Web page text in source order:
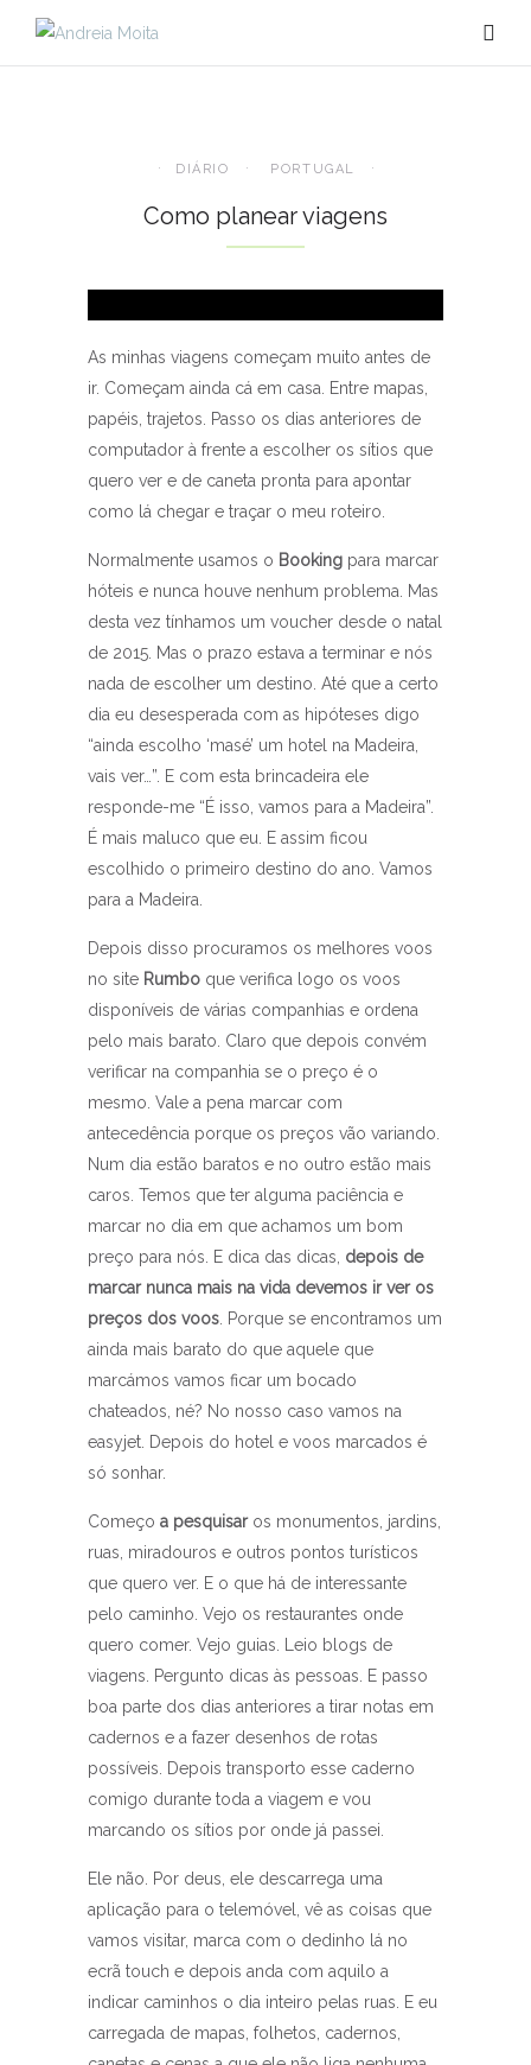
DIÁRIO PORTUGAL
Como planear viagens
As minhas viagens começam muito antes de
ir. Começam ainda cá em casa. Entre mapas,
papéis, trajetos. Passo os dias anteriores de
computador à frente a escolher os sítios que
quero ver e de caneta pronta para apontar
como lá chegar e traçar o meu roteiro.
Normalmente usamos o Booking para marcar
hóteis e nunca houve nenhum problema. Mas
desta vez tínhamos um voucher desde o natal
de 2015. Mas o prazo estava a terminar e nós
nada de escolher um destino. Até que a certo
dia eu desesperada com as hipóteses digo
“ainda escolho ‘masé’ um hotel na Madeira,
vais ver…”. E com esta brincadeira ele
responde-me “É isso, vamos para a Madeira”.
É mais maluco que eu. E assim ficou
escolhido o primeiro destino do ano. Vamos
para a Madeira.
Depois disso procuramos os melhores voos
no site Rumbo que verifica logo os voos
disponíveis de várias companhias e ordena
pelo mais barato. Claro que depois convém
verificar na companhia se o preço é o
mesmo. Vale a pena marcar com
antecedência porque os preços vão variando.
Num dia estão baratos e no outro estão mais
caros. Temos que ter alguma paciência e
marcar no dia em que achamos um bom
preço para nós. E dica das dicas, depois de
marcar nunca mais na vida devemos ir ver os
preços dos voos . Porque se encontramos um
ainda mais barato do que aquele que
marcámos vamos ficar um bocado
chateados, né? No nosso caso vamos na
easyjet. Depois do hotel e voos marcados é
só sonhar.
Começo a pesquisaros monumentos, jardins,
ruas, miradouros e outros pontos turísticos
que quero ver. E o que há de interessante
pelo caminho. Vejo os restaurantes onde
quero comer. Vejo guias. Leio blogs de
viagens. Pergunto dicas às pessoas. E passo
boa parte dos dias anteriores a tirar notas em
cadernos e a fazer desenhos de rotas
possíveis. Depois transporto esse caderno
comigo durante toda a viagem e vou
marcando os sítios por onde já passei.
Ele não. Por deus, ele descarrega uma
aplicação para o telemóvel, vê as coisas que
vamos visitar, marca com o dedinho lá no
ecrã touch e depois anda com aquilo a
indicar caminhos o dia inteiro pelas ruas. E eu
carregada de mapas, folhetos, cadernos,